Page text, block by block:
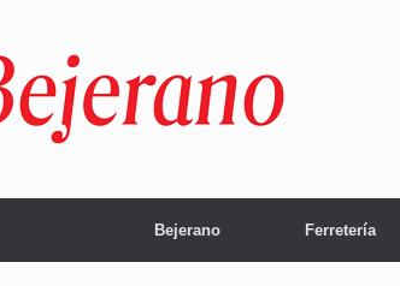
Bejerano Ferretería